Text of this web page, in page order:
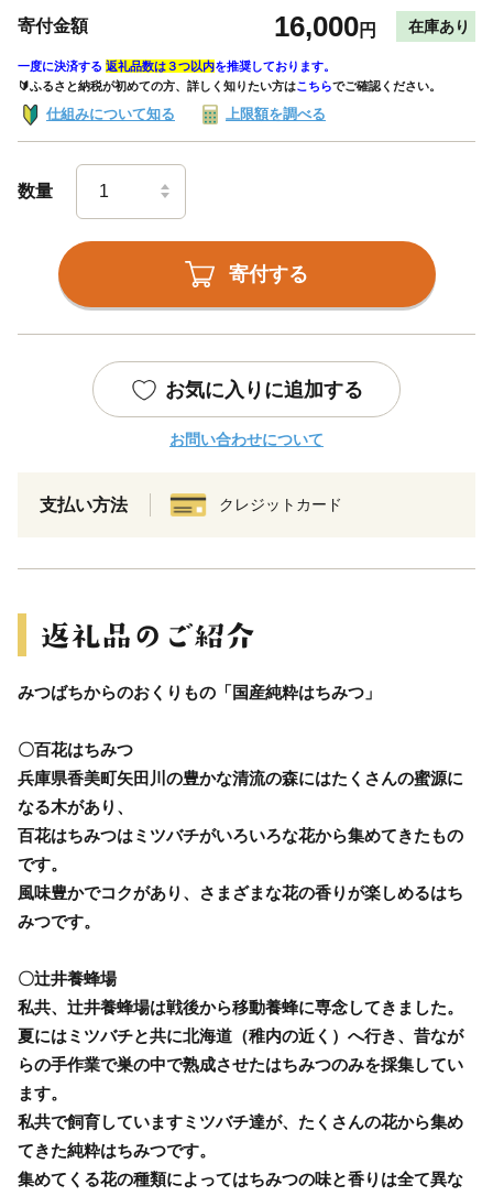
寄付金額 16,000円 在庫あり
一度に決済する 返礼品数は３つ以内を推奨しております。
🔰ふるさと納税が初めての方、詳しく知りたい方はこちらでご確認ください。
仕組みについて知る 上限額を調べる
数量
寄付する
お気に入りに追加する
お問い合わせについて
支払い方法 クレジットカード
みつばちからのおくりもの「国産純粋はちみつ」
〇百花はちみつ
兵庫県香美町矢田川の豊かな清流の森にはたくさんの蜜源に
なる木があり、
百花はちみつはミツバチがいろいろな花から集めてきたもの
です。
風味豊かでコクがあり、さまざまな花の香りが楽しめるはち
みつです。
〇辻井養蜂場
私共、辻井養蜂場は戦後から移動養蜂に専念してきました。
夏にはミツバチと共に北海道（稚内の近く）へ行き、昔なが
らの手作業で巣の中で熟成させたはちみつのみを採集してい
ます。
私共で飼育していますミツバチ達が、たくさんの花から集め
てきた純粋はちみつです。
集めてくる花の種類によってはちみつの味と香りは全て異な